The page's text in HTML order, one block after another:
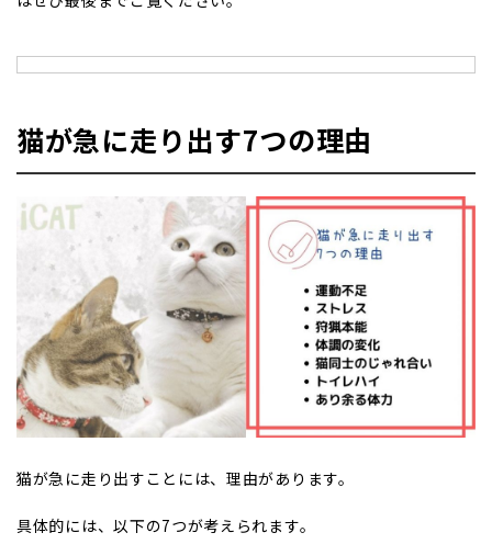
猫が急に走り出す7つの理由
猫が急に走り出すことには、理由があります。
具体的には、以下の7つが考えられます。